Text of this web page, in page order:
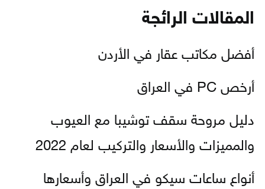
المقالات الرائجة
أفضل مكاتب عقار في الأردن
أرخص PC في العراق
دليل مروحة سقف توشيبا مع العيوب
والمميزات والأسعار والتركيب لعام 2022
أنواع ساعات سيكو في العراق وأسعارها